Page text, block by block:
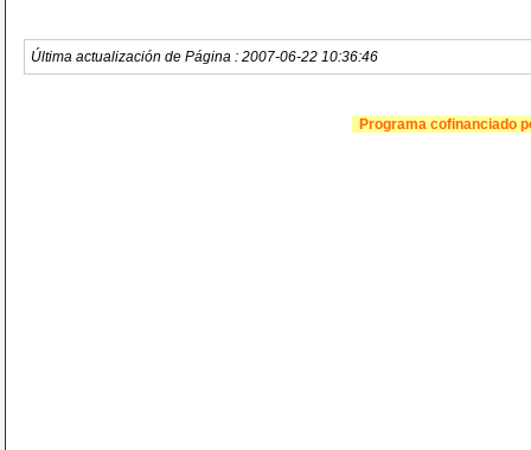
Última actualización de Página : 2007-06-22 10:36:46
Programa cofinanciado